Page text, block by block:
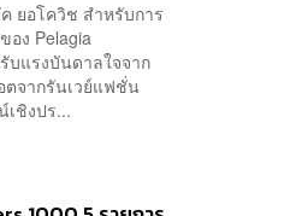
ยอโควิช สำหรับการ
อง Pelagia
บแรงบันดาลใจจาก
จากรันเวย์แฟชั่น
ชิงปร...